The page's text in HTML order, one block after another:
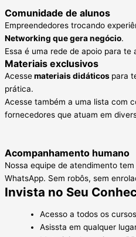
Comunidade de alunos
Empreendedores trocando
Networking que gera negócio.
Essa é uma rede de apoio para te
Materiais exclusivos
Acessemateriais didáticos para
prática.
Acesse também a uma lista com
fornecedores que atuam em
Acompanhamento humano
Nossa equipe de atendimento
WhatsApp. Sem robôs, sem
Invista no Seu
Acesso a todos os cursos
Asissta em qualquer